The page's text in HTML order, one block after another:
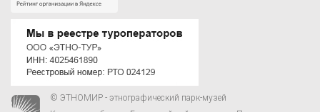
© ЭТНОМИР - этнографический парк-музей